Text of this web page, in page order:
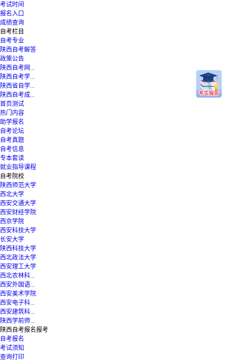
考试时间
报名入口
成绩查询
自考栏目
自考专业
陕西自考解答
政策公告
陕西自考网...
陕西自考学...
陕西省自学...
陕西自考成...
首页测试
热门内容
助学报名
自考论坛
自考真题
自考信息
专本套读
就业指导课程
自考院校
陕西师范大学
西北大学
西安交通大学
西安财经学院
西京学院
西安科技大学
长安大学
陕西科技大学
西北政法大学
西安理工大学
西北农林科...
西安外国语...
西安美术学院
西安电子科...
西安建筑科...
陕西学前师...
陕西自考报名报考
自考报名
考试须知
查询打印